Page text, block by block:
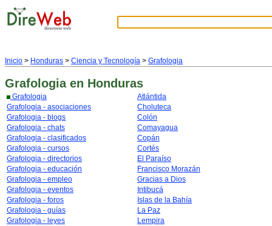
Inicio > Honduras > Ciencia y Tecnología > Grafologia
Grafologia en Honduras
Grafologia
Grafologia - asociaciones
Grafologia - blogs
Grafologia - chats
Grafologia - clasificados
Grafologia - cursos
Grafologia - directorios
Grafologia - educación
Grafologia - empleo
Grafologia - eventos
Grafologia - foros
Grafologia - guías
Grafologia - leyes
Atlántida
Choluteca
Colón
Comayagua
Copán
Cortés
El Paraíso
Francisco Morazán
Gracias a Dios
Intibucá
Islas de la Bahía
La Paz
Lempira